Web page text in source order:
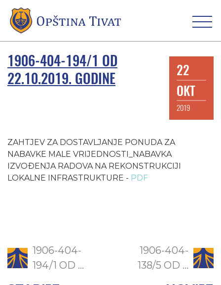
1906-404-194/1 OD
22.10.2019. GODINE
22
OKT
2019
ZAHTJEV ZA DOSTAVLJANJE PONUDA ZA
NABAVKE MALE VRIJEDNOSTI_NABAVKA
IZVOĐENJA RADOVA NA REKONSTRUKCIJI
LOKALNE INFRASTRUKTURE - PDF
1906-404-
194/1 OD ...
1906-404-
138/5 OD ...